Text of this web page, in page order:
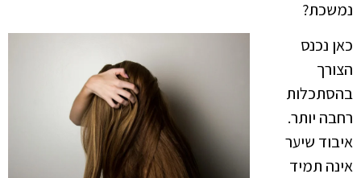
נמשכת?
כאן נכנס
הצורך
בהסתכלות
רחבה יותר.
איבוד שיער
אינה תמיד